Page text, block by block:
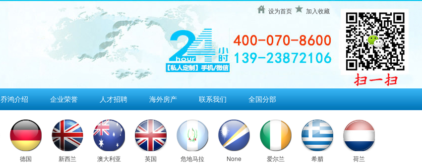
设为首页 加入收藏
乔鸿介绍 企业荣誉 人才招聘 海外房产 联系我们 全国分部
德国 新西兰 澳大利亚 英国 危地马拉 None 爱尔兰 希腊 荷兰